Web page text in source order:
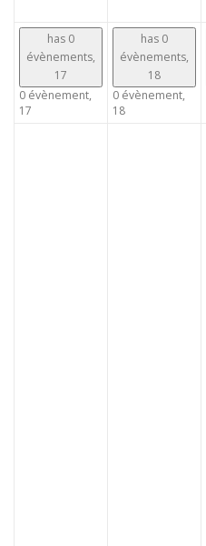
has 0
évènements,
17
0 évènement,
17
has 0
évènements,
18
0 évènement,
18